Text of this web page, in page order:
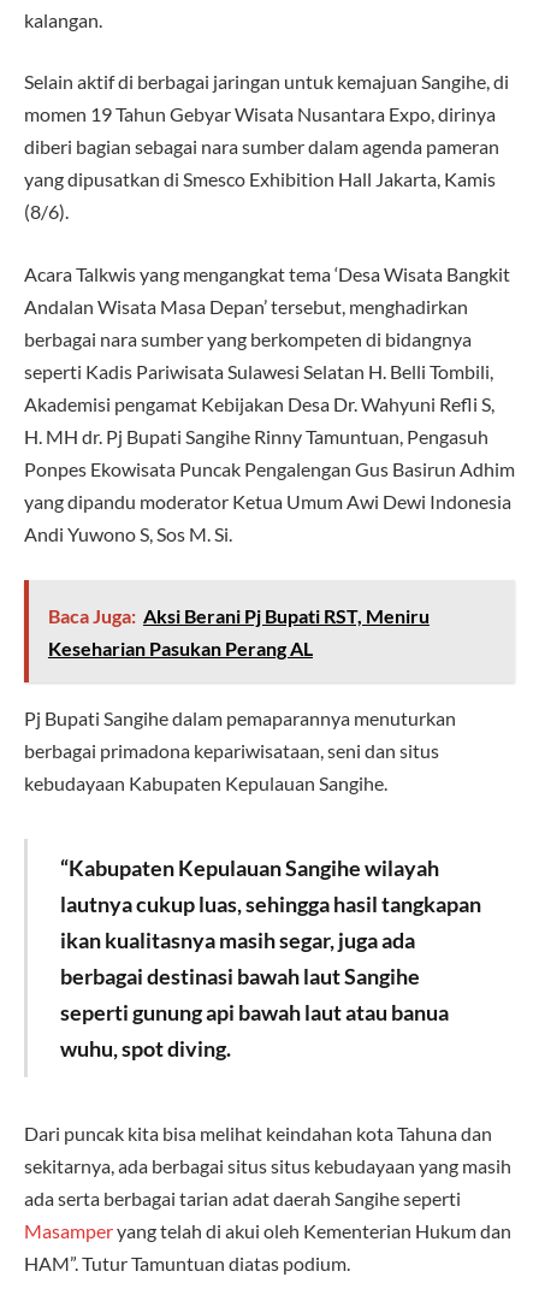
kalangan.
Selain aktif di berbagai jaringan untuk kemajuan Sangihe, di
momen 19 Tahun Gebyar Wisata Nusantara Expo, dirinya
diberi bagian sebagai nara sumber dalam agenda pameran
yang dipusatkan di Smesco Exhibition Hall Jakarta, Kamis
(8/6).
Acara Talkwis yang mengangkat tema ‘Desa Wisata Bangkit
Andalan Wisata Masa Depan’ tersebut, menghadirkan
berbagai nara sumber yang berkompeten di bidangnya
seperti Kadis Pariwisata Sulawesi Selatan H. Belli Tombili,
Akademisi pengamat Kebijakan Desa Dr. Wahyuni Refli S,
H. MH dr. Pj Bupati Sangihe Rinny Tamuntuan, Pengasuh
Ponpes Ekowisata Puncak Pengalengan Gus Basirun Adhim
yang dipandu moderator Ketua Umum Awi Dewi Indonesia
Andi Yuwono S, Sos M. Si.
Baca Juga: Aksi Berani Pj Bupati RST, Meniru
Keseharian Pasukan Perang AL
Pj Bupati Sangihe dalam pemaparannya menuturkan
berbagai primadona kepariwisataan, seni dan situs
kebudayaan Kabupaten Kepulauan Sangihe.
“Kabupaten Kepulauan Sangihe wilayah
lautnya cukup luas, sehingga hasil tangkapan
ikan kualitasnya masih segar, juga ada
berbagai destinasi bawah laut Sangihe
seperti gunung api bawah laut atau banua
wuhu, spot diving.
Dari puncak kita bisa melihat keindahan kota Tahuna dan
sekitarnya, ada berbagai situs situs kebudayaan yang masih
ada serta berbagai tarian adat daerah Sangihe seperti
Masamperyang telah di akui oleh Kementerian Hukum dan
HAM”. Tutur Tamuntuan diatas podium.